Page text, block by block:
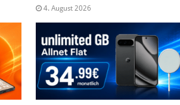
4. August 2026